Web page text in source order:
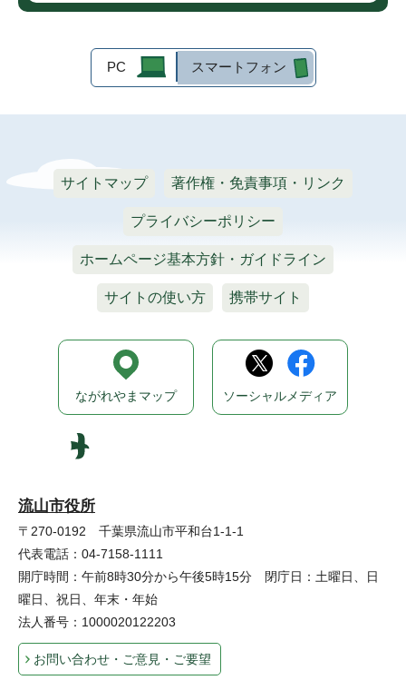
PC スマートフォン
サイトマップ 著作権・免責事項・リンク
プライバシーポリシー
ホームページ基本方針・ガイドライン
サイトの使い方 携帯サイト
流山市役所
〒270-0192 千葉県流山市平和台1-1-1
代表電話：04-7158-1111
開庁時間：午前8時30分から午後5時15分 閉庁日：土曜日、日
曜日、祝日、年末・年始
法人番号：1000020122203
お問い合わせ・ご意見・ご要望
ながれやまマップ ソーシャルメディア